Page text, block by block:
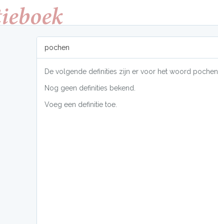
pochen
De volgende definities zijn er voor het woord pochen
Nog geen definities bekend.
Voeg een definitie toe.